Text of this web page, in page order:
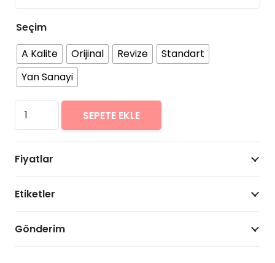
Seçim
A Kalite
Orijinal Revize
Standart
Yan Sanayi
Casper
VIA
V5
Arıza
Onarımı
Fiyatları
adet
SEPETE EKLE
Fiyatlar
Etiketler
Gönderim